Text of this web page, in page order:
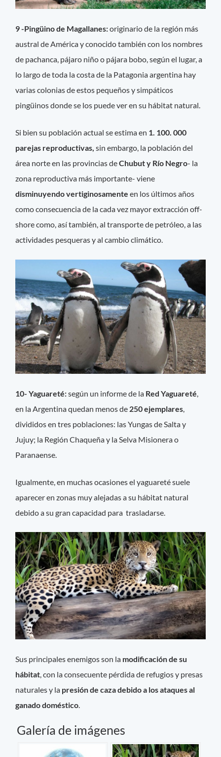
9 -Pingüino de Magallanes:originario de la región más
austral de América y conocido también con los nombres
de pachanca, pájaro niño o pájara bobo, según el lugar, a
lo largo de toda la costa de la Patagonia argentina hay
varias colonias de estos pequeños y simpáticos
pingüinos donde se los puede ver en su hábitat natural.
Si bien su población actual se estima en 1. 100. 000
parejas reproductivas, sin embargo, la población del
área norte en las provincias deChubut y Río Negro- la
zona reproductiva más importante- viene
disminuyendo vertiginosamente en los últimos años
como consecuencia de la cada vez mayor extracción off-
shore como, así también, al transporte de petróleo, a las
actividades pesqueras y al cambio climático.
10- Yaguareté:según un informe de la Red Yaguareté,
en la Argentina quedan menos de 250 ejemplares,
divididos en tres poblaciones: las Yungas de Salta y
Jujuy; la Región Chaqueña y la Selva Misionera o
Paranaense.
Igualmente, en muchas ocasiones el yaguareté suele
aparecer en zonas muy alejadas a su hábitat natural
debido a su gran capacidad para trasladarse.
Sus principales enemigos son la modificación de su
hábitat, con la consecuente pérdida de refugios y presas
naturales y la presión de caza debido a los ataques al
ganado doméstico.
Galería de imágenes